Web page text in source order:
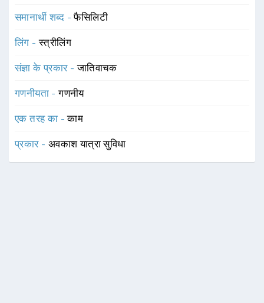
समानार्थी शब्द -फैसिलिटी
लिंग -स्त्रीलिंग
संज्ञा के प्रकार -जातिवाचक
गणनीयता -गणनीय
एक तरह का -काम
प्रकार - अवकाश यात्रा सुविधा